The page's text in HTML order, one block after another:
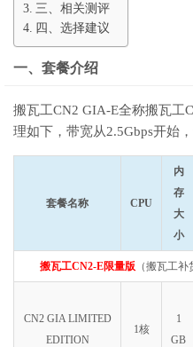
三、相关测评
四、选择建议
一、套餐介绍
搬瓦工CN2 GIA-E全称搬瓦工
理如下，带宽从2.5Gbps开始
套餐名称 CPU
内
存
大
小
搬瓦工CN2-E限量版 （搬瓦工
CN2 GIA LIMITED
EDITION
1核
1
GB